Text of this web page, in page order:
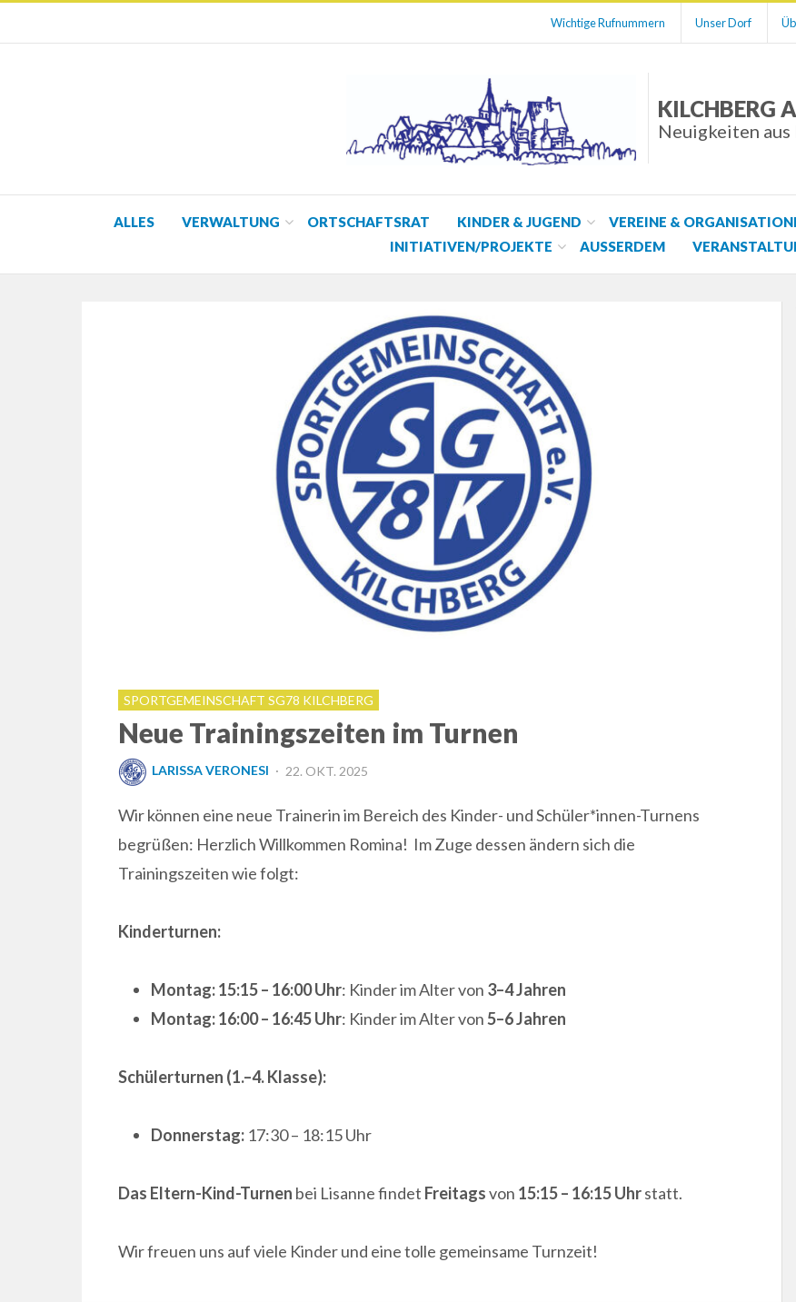
Wichtige Rufnummern Unser Dorf
KILCHBERG
Neuigkeiten
ALLES VERWALTUNG ORTSCHAFTSRAT KINDER & JUGEND VEREINE &
INITIATIVEN/PROJEKTE
AUSSERDEM
SPORTGEMEINSCHAFT SG78 KILCHBERG
Neue Trainingszeiten im Turnen
LARISSA VERONESI
POSTED
22. OKT. 2025
Wir können eine neue Trainerin im Bereich des Kinder- und Schüler*innen-Turnens
begrüßen: Herzlich Willkommen Romina! Im Zuge dessen ändern sich die
Trainingszeiten wie folgt:
Kinderturnen:
Montag: 15:15 – 16:00 Uhr: Kinder im Alter von 3–4 Jahren
Montag: 16:00 – 16:45 Uhr: Kinder im Alter von5–6 Jahren
Schülerturnen (1.–4. Klasse):
Donnerstag: 17:30 – 18:15 Uhr
Das Eltern-Kind-Turnen bei Lisanne findet Freitagsvon 15:15 – 16:15 Uhrstatt.
Wir freuen uns auf viele Kinder und eine tolle gemeinsame Turnzeit!